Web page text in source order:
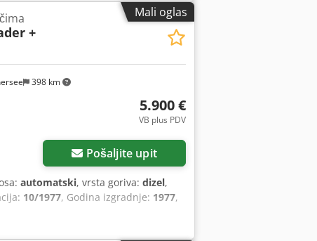
Mali oglas
398 km
+
5.900 €
VB plus PDV
Pošaljite upit
automatski, vrsta goriva: dizel,
10/1977, Godina izgradnje: 1977,